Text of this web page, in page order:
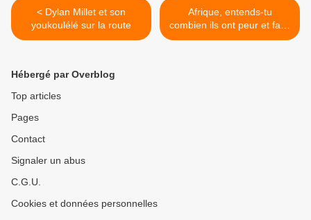
< Dylan Millet et son
youkoulélé sur la route
Afrique, entends-tu
combien ils ont peur et faim
tes enfants ? >
Hébergé par Overblog
Top articles
Pages
Contact
Signaler un abus
C.G.U.
Cookies et données personnelles